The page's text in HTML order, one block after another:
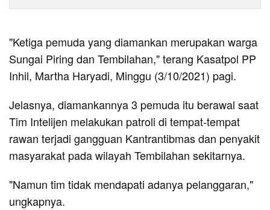
"Ketiga pemuda yang diamankan merupakan warga
Sungai Piring dan Tembilahan," terang Kasatpol PP
Inhil, Martha Haryadi, Minggu (3/10/2021) pagi.
Jelasnya, diamankannya 3 pemuda itu berawal saat
Tim Intelijen melakukan patroli di tempat-tempat
rawan terjadi gangguan Kantrantibmas dan penyakit
masyarakat pada wilayah Tembilahan sekitarnya.
"Namun tim tidak mendapati adanya pelanggaran,"
ungkapnya.